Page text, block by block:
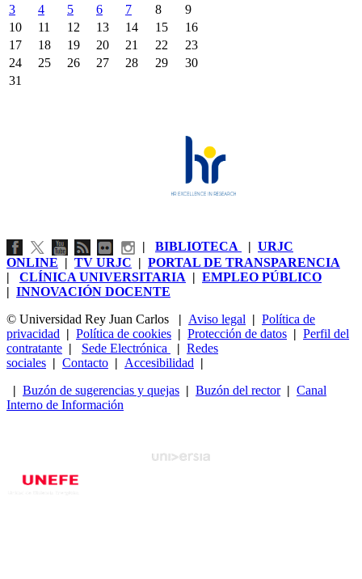
3
4 5 6 7 8
9
10
11 12 13 14 15
16
17
18 19 20 21 22
23
24
25 26 27 28 29
30
31
| BIBLIOTECA | URJC
ONLINE | TV URJC | PORTAL DE TRANSPARENCIA
| CLÍNICA UNIVERSITARIA | EMPLEO PÚBLICO
| INNOVACIÓN DOCENTE
© Universidad Rey Juan Carlos
| Aviso legal | Política de
privacidad | Política de cookies | Protección de datos | Perfil del
contratante | Sede Electrónica | Redes
sociales | Contacto | Accesibilidad |
| Buzón de sugerencias y quejas | Buzón del rector| Canal
Interno de Información